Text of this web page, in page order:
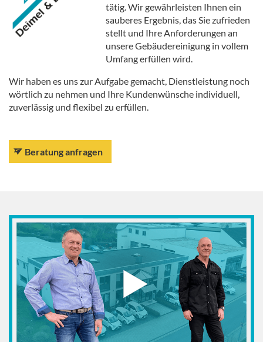
tätig. Wir gewährleisten Ihnen ein
sauberes Ergebnis, das Sie zufrieden
stellt und Ihre Anforderungen an
unsere Gebäudereinigung in vollem
Umfang erfüllen wird.
Wir haben es uns zur Aufgabe gemacht, Dienstleistung noch
wörtlich zu nehmen und Ihre Kundenwünsche individuell,
zuverlässig und flexibel zu erfüllen.
Beratung anfragen